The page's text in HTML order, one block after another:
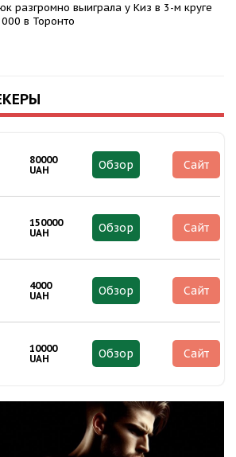
разгромно выиграла у Киз в 3-м круге
в Торонто
80000
UAH
Обзор Сайт
150000
UAH
Обзор Сайт
4000
UAH
Обзор Сайт
10000
UAH
Обзор Сайт